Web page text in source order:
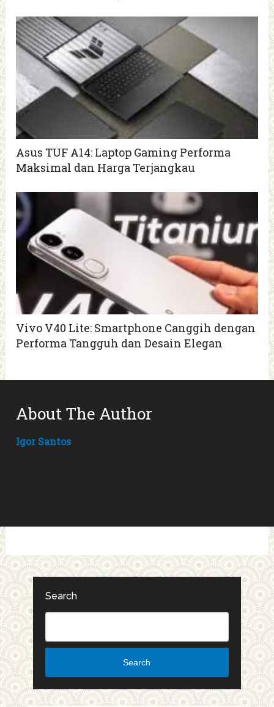
Asus TUF A14: Laptop Gaming Performa
Maksimal dan Harga Terjangkau
Vivo V40 Lite: Smartphone Canggih dengan
Performa Tangguh dan Desain Elegan
About The Author
Igor Santos
Search
Search